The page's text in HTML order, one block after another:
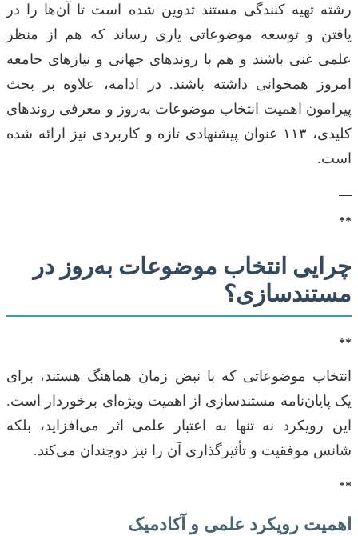
رشته تهیه کنندگی مستند تدوین شده است تا آن‌ها را در
یافتن و توسعه موضوعاتی یاری رساند که هم از منظر
علمی غنی باشند و هم با روندهای جهانی و نیازهای جامعه
امروز همخوانی داشته باشند. در ادامه، علاوه بر بحث
پیرامون اهمیت انتخاب موضوعات به‌روز و معرفی روندهای
کلیدی، ۱۱۳ عنوان پیشنهادی تازه و کاربردی نیز ارائه شده
است.
—
**
چرایی انتخاب موضوعات به‌روز در
مستندسازی؟
**
انتخاب موضوعاتی که با نبض زمان هماهنگ هستند، برای
یک پایان‌نامه مستندسازی از اهمیت ویژه‌ای برخوردار است.
این رویکرد نه تنها به اعتبار علمی اثر می‌افزاید، بلکه
شانس موفقیت و تأثیرگذاری آن را نیز دوچندان می‌کند.
**
اهمیت رویکرد علمی و آکادمیک